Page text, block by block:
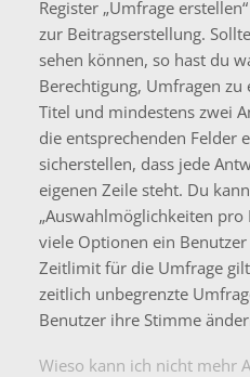
Register „Umfrage
zur Beitragserstellung.
sehen können, so hast du
Berechtigung, Umfragen
Titel und mindestens zwei
die entsprechenden Felder
sicherstellen, dass jede
eigenen Zeile steht. Du
„Auswahlmöglichkeiten pro
viele Optionen ein
Zeitlimit für die Umfrage
zeitlich unbegrenzte
Benutzer ihre Stimme
Wieso kann ich nicht mehr